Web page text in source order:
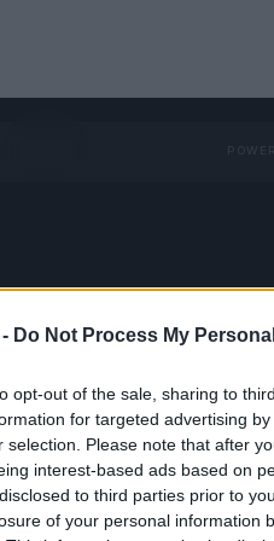
Do Not Process My
opt-out of the sale, sharing to
for targeted advertising
selection. Please note that after
interest-based ads based on
to third parties prior to
of your personal information
«London Has
de la saga «Ataque
ya no son los
atacada por
de lugares simbólicos